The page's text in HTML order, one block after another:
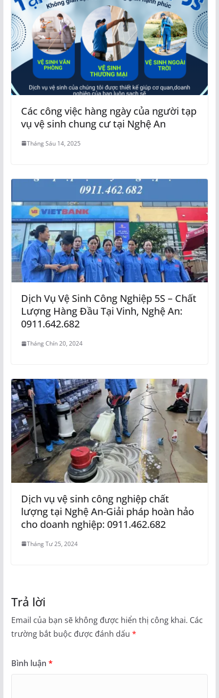
Các công việc hàng ngày của người tạp
vụ vệ sinh chung cư tại Nghệ An
Tháng Sáu 14, 2025
Dịch Vụ Vệ Sinh Công Nghiệp 5S – Chất
Lượng Hàng Đầu Tại Vinh, Nghệ An:
0911.642.682
Tháng Chín 20, 2024
Dịch vụ vệ sinh công nghiệp chất
lượng tại Nghệ An-Giải pháp hoàn hảo
cho doanh nghiệp: 0911.462.682
Tháng Tư 25, 2024
Trả lời
Email của bạn sẽ không được hiển thị công khai. Các
trường bắt buộc được đánh dấu *
Bình luận *